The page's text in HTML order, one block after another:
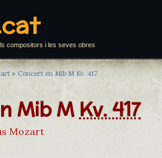
compositors i les seves obres
> Concert en Mib M Kv. 417
Mib M Kv. 417
Mozart